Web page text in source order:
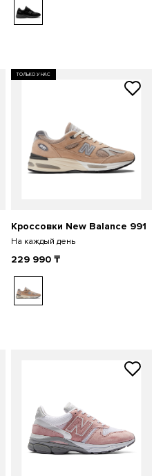
ТОЛЬКО У НАС
Кроссовки New Balance 991
На каждый день
229 990 ₸